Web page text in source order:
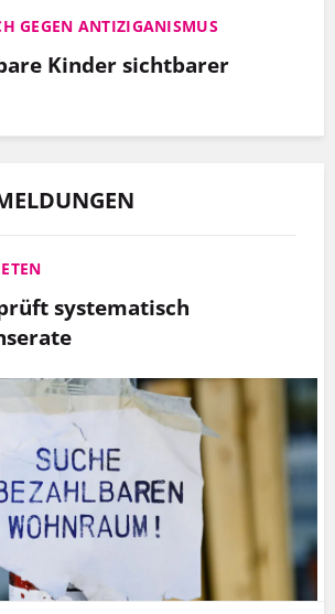
GEGEN ANTIZIGANISMUS
Kinder sichtbarer
systematisch